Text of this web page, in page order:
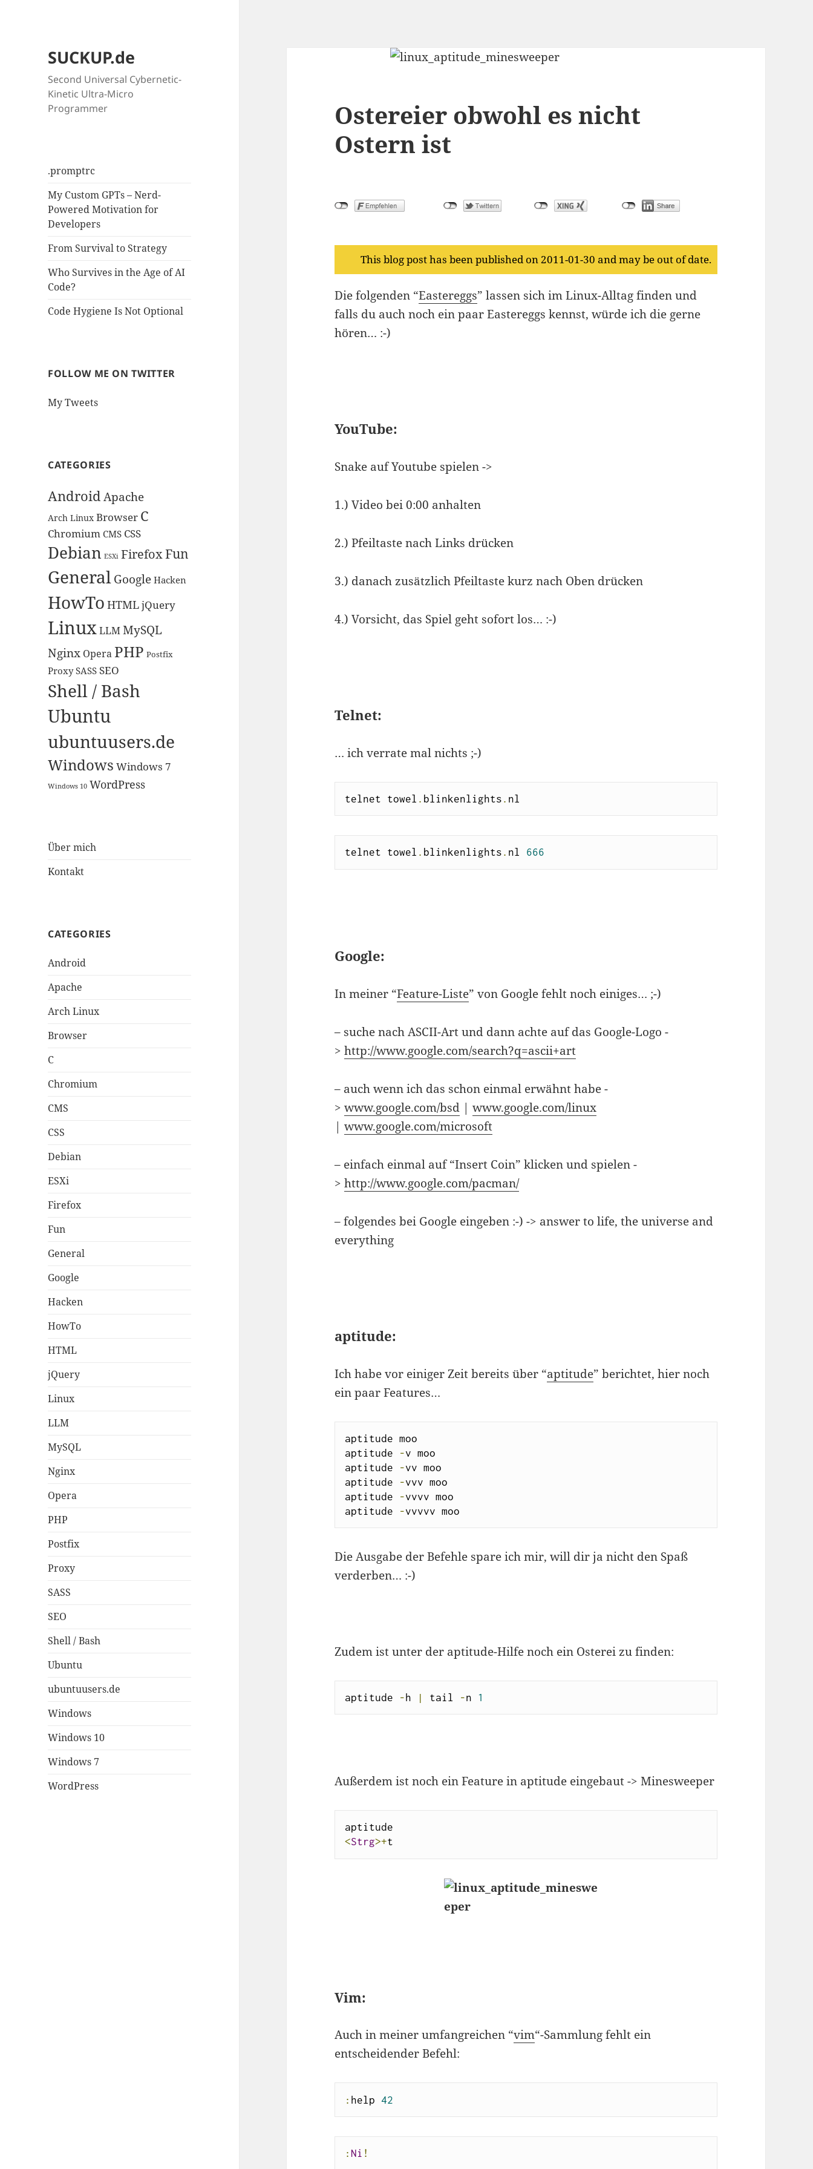
SUCKUP.de
Second Universal Cybernetic-
Kinetic Ultra-Micro
Programmer
.promptrc
My Custom GPTs – Nerd-
Powered Motivation for
Developers
From Survival to Strategy
Who Survives in the Age of AI
Code?
Code Hygiene Is Not Optional
FOLLOW ME ON TWITTER
My Tweets
CATEGORIES
AndroidApache
Arch Linux Browser C
Chromium CMS CSS
Debian ESXi FirefoxFun
GeneralGoogle Hacken
HowTo HTMLjQuery
LinuxLLMMySQL
Nginx Opera PHP Postfix
Proxy SASS SEO
Shell / Bash
Ubuntu
ubuntuusers.de
Windows Windows 7
Windows 10 WordPress
Über mich
Kontakt
CATEGORIES
Android
Apache
Arch Linux
Browser
C
Chromium
CMS
CSS
Debian
ESXi
Firefox
Fun
General
Google
Hacken
HowTo
HTML
jQuery
Linux
LLM
MySQL
Nginx
Opera
PHP
Postfix
Proxy
SASS
SEO
Shell / Bash
Ubuntu
ubuntuusers.de
Windows
Windows 10
Windows 7
WordPress
Ostereier obwohl es nicht
Ostern ist
This blog post has been published on 2011-01-30 and may be out of date.
Die folgenden “Eastereggs” lassen sich im Linux-Alltag finden und
falls du auch noch ein paar Eastereggs kennst, würde ich die gerne
hören… :-)
YouTube:
Snake auf Youtube spielen ->
1.) Video bei 0:00 anhalten
2.) Pfeiltaste nach Links drücken
3.) danach zusätzlich Pfeiltaste kurz nach Oben drücken
4.) Vorsicht, das Spiel geht sofort los… :-)
Telnet:
… ich verrate mal nichts ;-)
telnet towel . blinkenlights . nl
telnet towel . blinkenlights . nl 666
Google:
In meiner “Feature-Liste” von Google fehlt noch einiges… ;-)
– suche nach ASCII-Art und dann achte auf das Google-Logo -
>http://www.google.com/search?q=ascii+art
– auch wenn ich das schon einmal erwähnt habe -
>www.google.com/bsd |www.google.com/linux
|www.google.com/microsoft
– einfach einmal auf “Insert Coin” klicken und spielen -
>http://www.google.com/pacman/
– folgendes bei Google eingeben :-) -> answer to life, the universe and
everything
aptitude:
Ich habe vor einiger Zeit bereits über “aptitude” berichtet, hier noch
ein paar Features…
aptitude moo
aptitude
-v moo
aptitude
-vv moo
aptitude
-vvv moo
aptitude
-vvvv moo
aptitude
-vvvvv moo
Die Ausgabe der Befehle spare ich mir, will dir ja nicht den Spaß
verderben… :-)
Zudem ist unter der aptitude-Hilfe noch ein Osterei zu finden:
aptitude - h | tail -n 1
Außerdem ist noch ein Feature in aptitude eingebaut -> Minesweeper
<Strg>+t
Vim:
Auch in meiner umfangreichen “vim“-Sammlung fehlt ein
entscheidender Befehl:
: help 42
: Ni !